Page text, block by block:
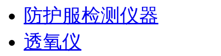
防护服检测仪器
透氧仪